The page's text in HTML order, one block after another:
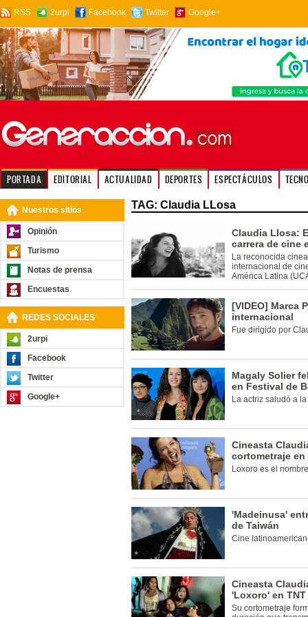
RSS 2urpi Facebook Twitter Google+
PORTADA EDITORIAL ACTUALIDAD DEPORTES ESPECTÁCULOS
Nuestros sitios
Opinión
Turismo
Notas de prensa
Encuestas
REDES SOCIALES
2urpi
Facebook
Twitter
Google+
TAG: Claudia LLosa
Claudia Llosa:
carrera de cine
La reconocida
internacional de
América Latina
[VIDEO] Marca
internacional
Fue dirigido por
Magaly Solier
en Festival de
La actriz saludó a
Cineasta
cortometraje
Loxoro es el
'Madeinusa'
de Taiwán
Cine
Cineasta
'Loxoro' en TNT
Su cortometraje